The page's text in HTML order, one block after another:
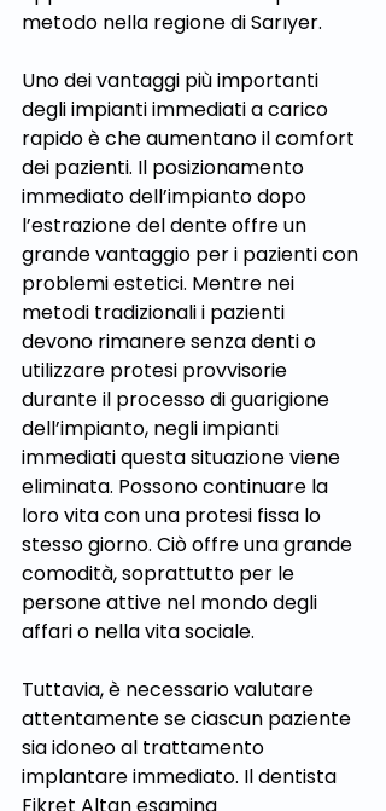
metodo nella regione di Sarıyer.
Uno dei vantaggi più importanti
degli impianti immediati a carico
rapido è che aumentano il comfort
dei pazienti. Il posizionamento
immediato dell’impianto dopo
l’estrazione del dente offre un
grande vantaggio per i pazienti con
problemi estetici. Mentre nei
metodi tradizionali i pazienti
devono rimanere senza denti o
utilizzare protesi provvisorie
durante il processo di guarigione
dell’impianto, negli impianti
immediati questa situazione viene
eliminata. Possono continuare la
loro vita con una protesi fissa lo
stesso giorno. Ciò offre una grande
comodità, soprattutto per le
persone attive nel mondo degli
affari o nella vita sociale.
Tuttavia, è necessario valutare
attentamente se ciascun paziente
sia idoneo al trattamento
implantare immediato. Il dentista